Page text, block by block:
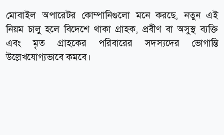
মোবাইল অপারেটর কোম্পানিগুলো মনে করছে, নতুন এই
নিয়ম চালু হলে বিদেশে থাকা গ্রাহক, প্রবীণ বা অসুস্থ ব্যক্তি
এবং মৃত গ্রাহকের পরিবারের সদস্যদের ভোগান্তি
উল্লেখযোগ্যভাবে কমবে।